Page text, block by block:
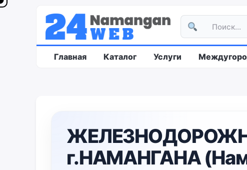
Главная Каталог Услуги
г.НАМАНГАНА